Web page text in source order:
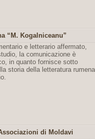
“M. Kogalniceanu”
e letterario affermato,
la comunicazione è
in quanto fornisce sotto
storia della letteratura rumena
di Moldavi